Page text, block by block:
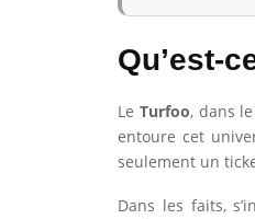
Qu’est-
Le Turfoo, dans
entoure cet
seulement un
Dans les faits,